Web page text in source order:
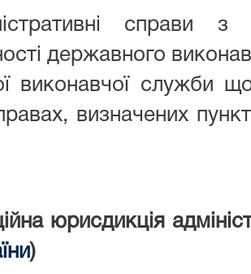
справи
державного
виконавчої служби
визначених
юрисдикція
)